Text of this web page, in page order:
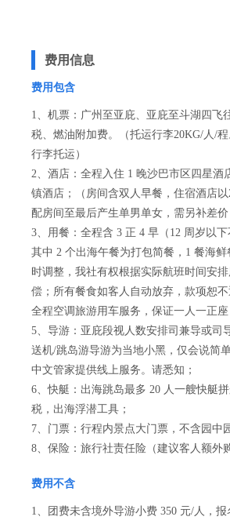
费用信息
费用包含
1、机票：广州至亚庇、亚庇至斗湖四飞
税、燃油附加费。（托运行李20KG/人/
行李托运）
2、酒店：全程入住 1 晚沙巴市区四星酒
镇酒店；（房间含双人早餐，住宿酒店
配房间至最后产生单男单女，需另补差价
3、用餐：全程含 3 正 4 早（12 周岁以下
其中 2 个出海午餐为打包简餐，1 餐海
时调整，我社有权根据实际航班时间安
偿；所有餐食如客人自动放弃，款项恕不
全程空调旅游用车服务，保证一人一正座
5、导游：亚庇段视人数安排司兼导或司
送机/跳岛游导游为当地小黑，仅会说简
中文管家提供线上服务。请悉知；
6、快艇：出海跳岛最多 20 人一艘快艇
税，出海浮潜工具；
7、门票：行程内景点大门票，不含园中
8、保险：旅行社责任险（建议客人额外
费用不含
1、团费未含境外导游小费 350 元/人，报